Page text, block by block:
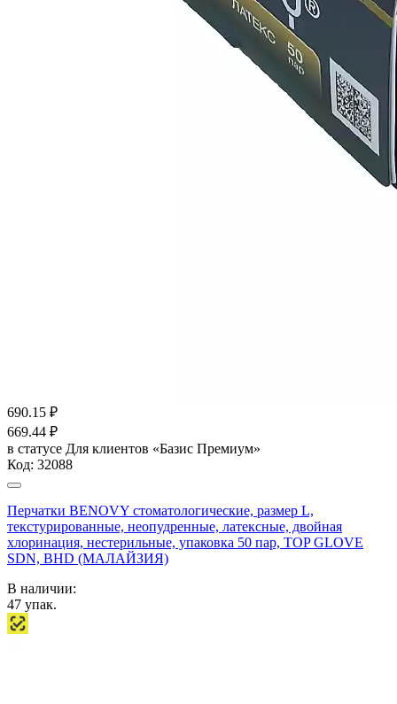
690.15 ₽
669.44 ₽
в статусе Для клиентов «Базис Премиум»
Код: 32088
Перчатки BENOVY стоматологические, размер L,
текстурированные, неопудренные, латексные, двойная
хлоринация, нестерильные, упаковка 50 пар, TOP GLOVE
SDN, BHD (МАЛАЙЗИЯ)
В наличии:
47 упак.